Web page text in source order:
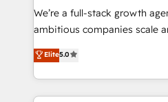
implementations, highly
acumen, process (re-
integrate HubSpot with
MicroSoft, custom solutions,... Our company also has
We’re a full-stack growth
ambitious companies scale and
upgrading and streamlining
generating aspect of your business.
HubSpot Elite Solutions
nerds who can harness
Elite5.0